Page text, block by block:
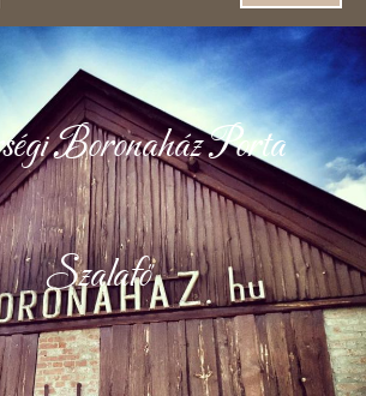
Boronaház Porta
Szalafő